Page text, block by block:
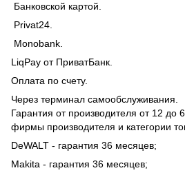
Банковской картой.
Privat24.
Monobank.
LiqPay от ПриватБанк.
Оплата по счету.
Через терминал самообслуживания.
Гарантия от производителя от 12 до
фирмы производителя и категории
DeWALT - гарантия 36 месяцев;
Makita - гарантия 36 месяцев;